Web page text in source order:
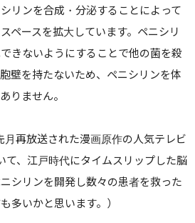
リンを合成・分泌することによって
ペースを拡大しています。ペニシリ
きないようにすることで他の菌を殺
壁を持たないため、ペニシリンを体
りません。
月再放送された漫画原作の人気テレビ
て、江戸時代にタイムスリップした脳
シリンを開発し数々の患者を救った
多いかと思います。）